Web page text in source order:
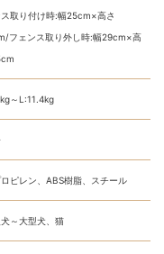
ス取り付け時:幅25cm×高さ
フェンス取り外し時:幅29cm×高
～L:11.4kg
ピレン、ABS樹脂、スチール
～大型犬、猫